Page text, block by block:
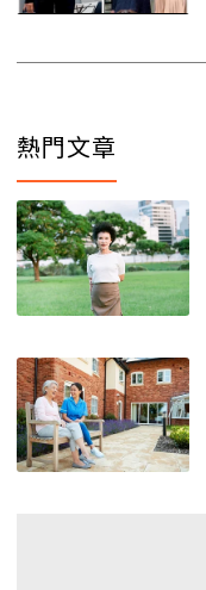
熱門文章